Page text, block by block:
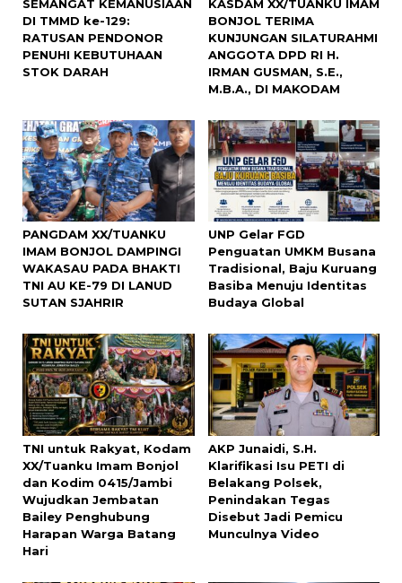
SEMANGAT KEMANUSIAAN
DI TMMD ke-129:
RATUSAN PENDONOR
PENUHI KEBUTUHAAN
STOK DARAH
KASDAM XX/TUANKU IMAM
BONJOL TERIMA
KUNJUNGAN SILATURAHMI
ANGGOTA DPD RI H.
IRMAN GUSMAN, S.E.,
M.B.A., DI MAKODAM
PANGDAM XX/TUANKU
IMAM BONJOL DAMPINGI
WAKASAU PADA BHAKTI
TNI AU KE-79 DI LANUD
SUTAN SJAHRIR
UNP Gelar FGD
Penguatan UMKM Busana
Tradisional, Baju Kuruang
Basiba Menuju Identitas
Budaya Global
TNI untuk Rakyat, Kodam
XX/Tuanku Imam Bonjol
dan Kodim 0415/Jambi
Wujudkan Jembatan
Bailey Penghubung
Harapan Warga Batang
Hari
AKP Junaidi, S.H.
Klarifikasi Isu PETI di
Belakang Polsek,
Penindakan Tegas
Disebut Jadi Pemicu
Munculnya Video